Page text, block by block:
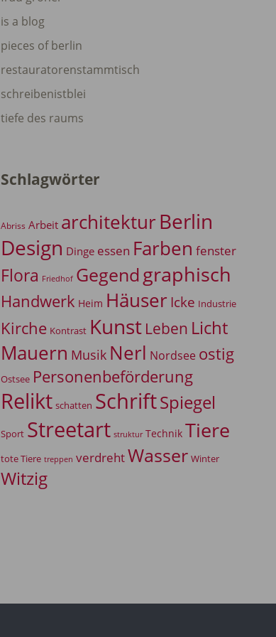
is a blog
pieces of berlin
restauratorenstammtisch
schreibenistblei
tiefe des raums
Schlagwörter
Abriss Arbeit architekturBerlin
Design Dinge essen Farben fenster
Flora Friedhof Gegendgraphisch
Handwerk Heim Häuser Icke Industrie
Kirche Kontrast Kunst Leben Licht
Mauern Musik Nerl Nordsee ostig
Ostsee Personenbeförderung
Relikt schatten SchriftSpiegel
Sport Streetart struktur Technik Tiere
tote Tiere treppen verdrehtWasser Winter
Witzig